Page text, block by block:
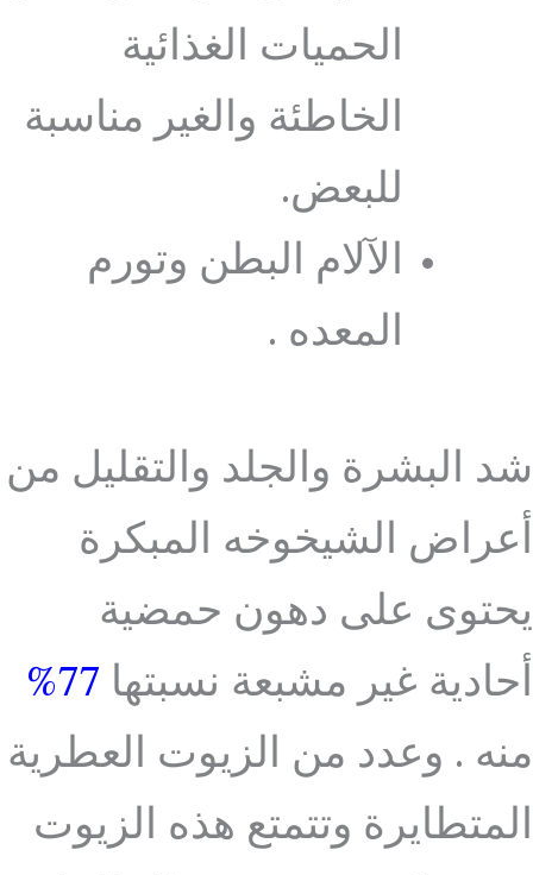
الحميات الغذائية
الخاطئة والغير مناسبة
للبعض.
الآلام البطن وتورم
المعده .
شد البشرة والجلد والتقليل من
أعراض الشيخوخه المبكرة
يحتوى على دهون حمضية
أحادية غير مشبعة نسبتها 77%
منه . وعدد من الزيوت العطرية
المتطايرة وتتمتع هذه الزيوت